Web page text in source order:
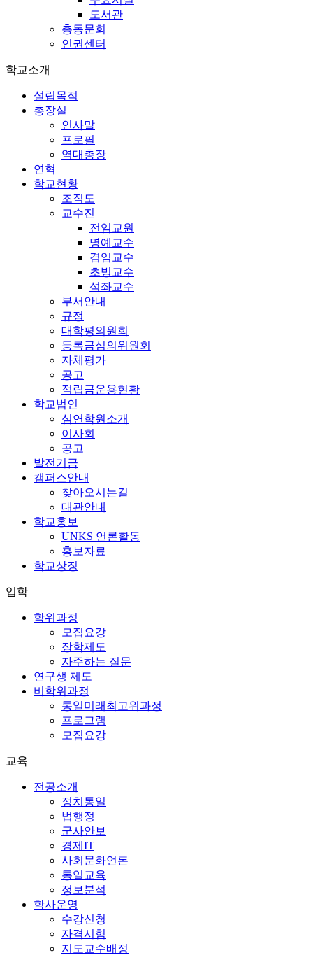
도서관
총동문회
인권센터
학교소개
설립목적
총장실
인사말
프로필
역대총장
연혁
학교현황
조직도
교수진
전임교원
명예교수
겸임교수
초빙교수
석좌교수
부서안내
규정
대학평의원회
등록금심의위원회
자체평가
공고
적립금운용현황
학교법인
심연학원소개
이사회
공고
발전기금
캠퍼스안내
찾아오시는길
대관안내
학교홍보
UNKS 언론활동
홍보자료
학교상징
입학
학위과정
모집요강
장학제도
자주하는 질문
연구생 제도
비학위과정
통일미래최고위과정
프로그램
모집요강
교육
전공소개
정치통일
법행정
군사안보
경제IT
사회문화언론
통일교육
정보분석
학사운영
수강신청
자격시험
지도교수배정